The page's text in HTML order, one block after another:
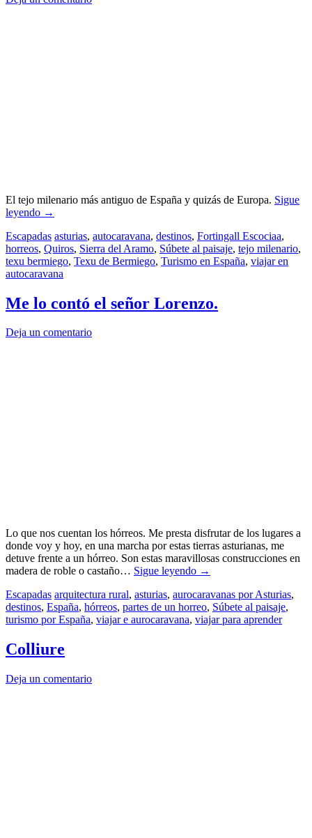
El tejo milenario más antiguo de España y quizás de Europa. Sigue
leyendo →
Escapadas asturias, autocaravana, destinos, Fortingall Escociaa,
horreos, Quiros, Sierra del Aramo, Súbete al paisaje, tejo milenario,
texu bermiego, Texu de Bermiego, Turismo en España, viajar en
autocaravana
Me lo contó el señor Lorenzo.
Deja un comentario
Lo que nos cuentan los hórreos. Me presta disfrutar de los lugares a
donde voy y hoy, en una marcha por estas tierras asturianas, me
detuve frente a un hórreo. Son estas maravillosas construcciones en
madera de roble o castaño… Sigue leyendo →
Escapadas arquitectura rural, asturias, aurocaravanas por Asturias,
destinos, España, hórreos, partes de un horreo, Súbete al paisaje,
turismo por España, viajar e aurocaravana, viajar para aprender
Colliure
Deja un comentario